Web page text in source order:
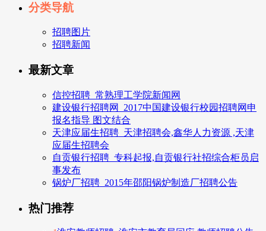
分类导航
招聘图片
招聘新闻
最新文章
信控招聘_常熟理工学院新闻网
建设银行招聘网_2017中国建设银行校园招聘网申
报名指导 图文结合
天津应届生招聘_天津招聘会,鑫华人力资源 ,天津
应届生招聘会
自贡银行招聘_专科起报,自贡银行社招综合柜员启
事发布
锅炉厂招聘_2015年邵阳锅炉制造厂招聘公告
热门推荐